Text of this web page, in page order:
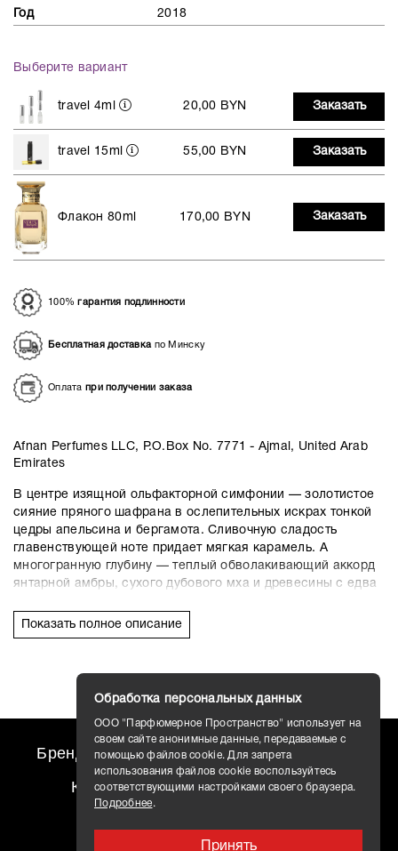
Год 2018
Выберите вариант
travel 4ml 20,00 BYN Заказать
travel 15ml 55,00 BYN Заказать
Флакон 80ml 170,00 BYN Заказать
100%гарантия подлинности
Бесплатная доставкапо Минску
Оплата при получении заказа
Afnan Perfumes LLC, P.O.Box No. 7771 - Ajmal, United Arab
Emirates
В центре изящной ольфакторной симфонии — золотистое
сияние пряного шафрана в ослепительных искрах тонкой
цедры апельсина и бергамота. Сливочную сладость
главенствующей ноте придает мягкая карамель. А
многогранную глубину — теплый обволакивающий аккорд
янтарной амбры, сухого дубового мха и древесины с едва
блестящий флакон со строгими гранями.
В верхнем аккорде парфюм дарит терпковато-медовый
специевыми оттенками шафрана. В сердце композиции
царит утонченный аромат трепетной фиалки, звучащий на
мерцающем чуть смолистом фоне янтарных нот. А
завершает композицию теплая древесная база, в которой
доминирует хвойно-дымный запах величественного кедра.
Показать полное описание
Бренды travel AROMO
Контакты
Доставка
Обработка персональных данных
ООО "Парфюмерное Пространство" использует на
своем сайте анонимные данные, передаваемые с
помощью файлов cookie. Для запрета
использования файлов cookie воспользуйтесь
соответствующими настройками своего браузера.
Подробнее.
Принять